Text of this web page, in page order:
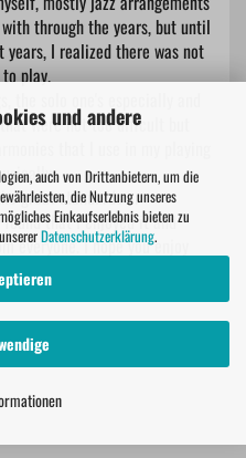
und andere
auch von Drittanbietern, um die
die Nutzung unseres
Einkaufserlebnis bieten zu
Datenschutzerklärung.
through the years, but until
I realized there was not
play.
were not too diffcult but
that I use in my playing
great standards or
that I enjoyed it and
I hope you enjoy